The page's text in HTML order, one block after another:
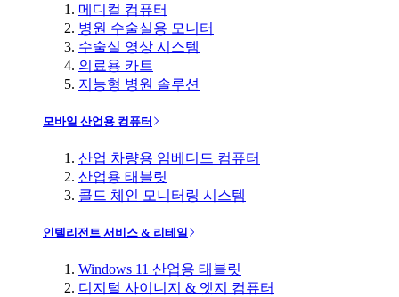
메디컬 컴퓨터
병원 수술실용 모니터
수술실 영상 시스템
의료용 카트
지능형 병원 솔루션
모바일 산업용 컴퓨터
산업 차량용 임베디드 컴퓨터
산업용 태블릿
콜드 체인 모니터링 시스템
인텔리전트 서비스 & 리테일
Windows 11 산업용 태블릿
디지털 사이니지 & 엣지 컴퓨터